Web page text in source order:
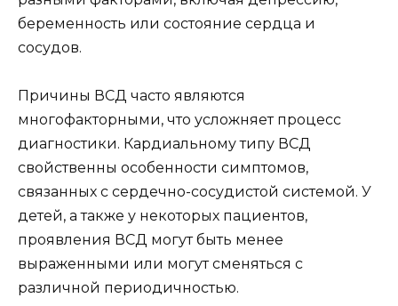
беременность или состояние сердца и
сосудов.
Причины ВСД часто являются
многофакторными, что усложняет процесс
диагностики. Кардиальному типу ВСД
свойственны особенности симптомов,
связанных с сердечно-сосудистой системой. У
детей, а также у некоторых пациентов,
проявления ВСД могут быть менее
выраженными или могут сменяться с
различной периодичностью.